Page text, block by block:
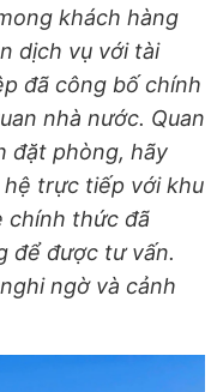
khách hàng
dịch vụ với tài
đã công bố chính
nhà nước. Quan
đặt phòng, hãy
trực tiếp với khu
chính thức đã
để được tư vấn.
ngờ và cảnh